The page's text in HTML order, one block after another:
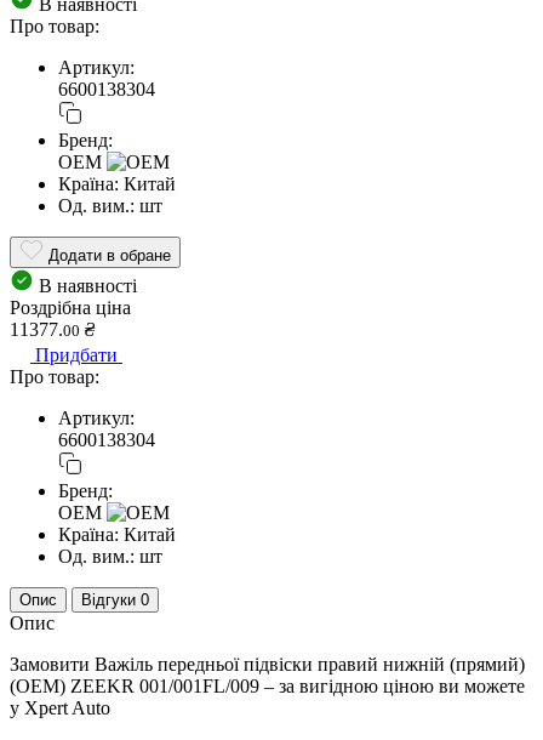
Про товар:
Артикул:
6600138304
Бренд:
OEM
Країна: Китай
Од. вим.: шт
Додати в обране
В наявності
Роздрібна ціна
11377.00 ₴
Придбати
Про товар:
Артикул:
6600138304
Бренд:
OEM
Країна: Китай
Од. вим.: шт
Опис Відгуки 0
Опис
Замовити Важіль передньої підвіски правий нижній (прямий)
(OEM) ZEEKR 001/001FL/009 – за вигідною ціною ви можете
у Xpert Auto